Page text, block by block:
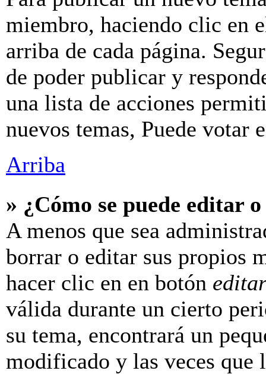
miembro, haciendo clic en
arriba de cada página.
de poder publicar y
una lista de acciones
nuevos temas, Puede votar
Arriba
» ¿Cómo se puede editar
A menos que sea
borrar o editar sus propios
hacer clic en en botón
válida durante un cierto
su tema, encontrará un
modificado y las veces que